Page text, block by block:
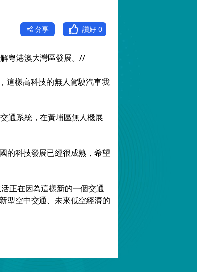
分享 讚好 0
粵港澳大灣區發展。//
這樣高科技的無人駕駛汽車我
通系統，在黃埔區無人機展
的科技發展已經很成熟，希望
正在因為這樣新的一個交通
型空中交通、未來低空經濟的